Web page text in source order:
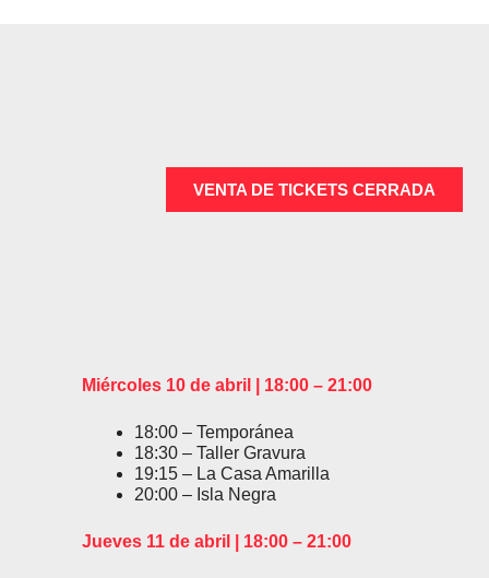
VENTA DE TICKETS CERRADA
Miércoles 10 de abril | 18:00 – 21:00
18:00 – Temporánea
18:30 – Taller Gravura
19:15 – La Casa Amarilla
20:00 – Isla Negra
Jueves 11 de abril | 18:00 – 21:00